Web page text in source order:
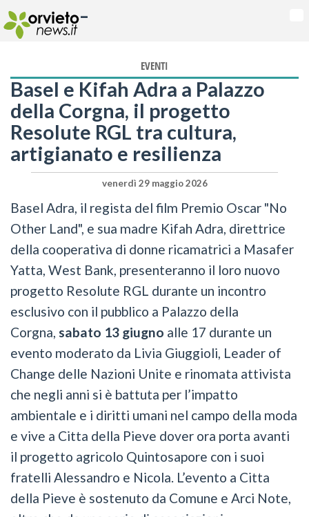
-
EVENTI
Basel e Kifah Adra a Palazzo
della Corgna, il progetto
Resolute RGL tra cultura,
artigianato e resilienza
venerdì 29 maggio 2026
Basel Adra, il regista del film Premio Oscar "No
Other Land", e sua madre Kifah Adra, direttrice
della cooperativa di donne ricamatrici a Masafer
Yatta, West Bank, presenteranno il loro nuovo
progetto Resolute RGL durante un incontro
esclusivo con il pubblico a Palazzo della
Corgna, sabato 13 giugno alle 17 durante un
evento moderato da Livia Giuggioli, Leader of
Change delle Nazioni Unite e rinomata attivista
che negli anni si è battuta per l’impatto
ambientale e i diritti umani nel campo della moda
e vive a Citta della Pieve dover ora porta avanti
il progetto agricolo Quintosapore con i suoi
fratelli Alessandro e Nicola. L’evento a Citta
della Pieve è sostenuto da Comune e Arci Note,